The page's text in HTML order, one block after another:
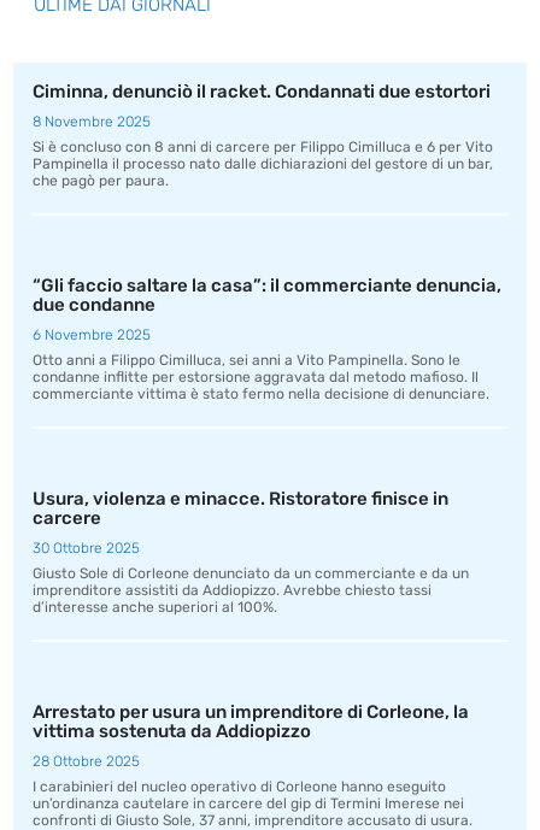
ULTIME DAI GIORNALI
Ciminna, denunciò il racket. Condannati due estortori
8 Novembre 2025
Si è concluso con 8 anni di carcere per Filippo Cimilluca e 6 per Vito
Pampinella il processo nato dalle dichiarazioni del gestore di un bar,
che pagò per paura.
“Gli faccio saltare la casa”: il commerciante denuncia,
due condanne
6 Novembre 2025
Otto anni a Filippo Cimilluca, sei anni a Vito Pampinella. Sono le
condanne inflitte per estorsione aggravata dal metodo mafioso. Il
commerciante vittima è stato fermo nella decisione di denunciare.
Usura, violenza e minacce. Ristoratore finisce in
carcere
30 Ottobre 2025
Giusto Sole di Corleone denunciato da un commerciante e da un
imprenditore assistiti da Addiopizzo. Avrebbe chiesto tassi
d’interesse anche superiori al 100%.
Arrestato per usura un imprenditore di Corleone, la
vittima sostenuta da Addiopizzo
28 Ottobre 2025
I carabinieri del nucleo operativo di Corleone hanno eseguito
un’ordinanza cautelare in carcere del gip di Termini Imerese nei
confronti di Giusto Sole, 37 anni, imprenditore accusato di usura.